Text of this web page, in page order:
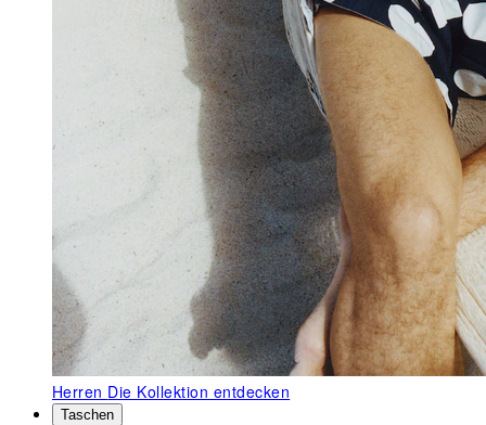
Herren Die Kollektion entdecken
Taschen